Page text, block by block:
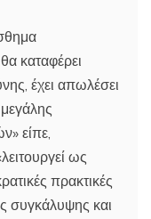
καταφέρει
έχει απωλέσει
είπε,
ως
πρακτικές
συγκάλυψης και